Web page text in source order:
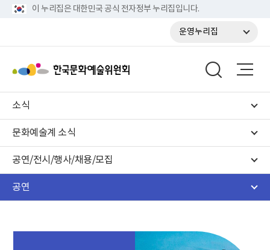
이 누리집은 대한민국 공식 전자정부 누리집입니다.
운영누리집
소식
문화예술계 소식
공연/전시/행사/채용/모집
공연